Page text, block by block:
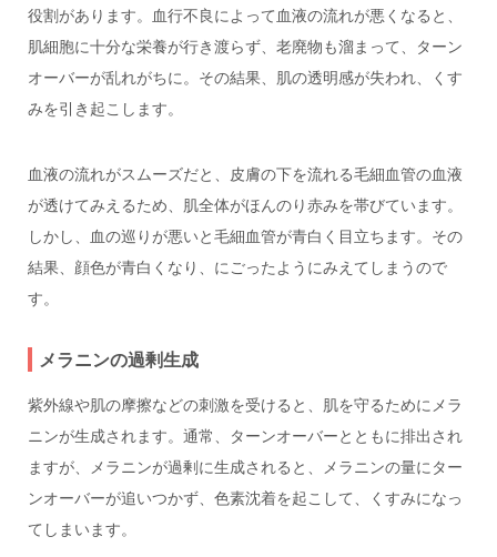
役割があります。血行不良によって血液の流れが悪くなると、
肌細胞に十分な栄養が行き渡らず、老廃物も溜まって、ターン
オーバーが乱れがちに。その結果、肌の透明感が失われ、くす
みを引き起こします。
血液の流れがスムーズだと、皮膚の下を流れる毛細血管の血液
が透けてみえるため、肌全体がほんのり赤みを帯びています。
しかし、血の巡りが悪いと毛細血管が青白く目立ちます。その
結果、顔色が青白くなり、にごったようにみえてしまうので
す。
メラニンの過剰生成
紫外線や肌の摩擦などの刺激を受けると、肌を守るためにメラ
ニンが生成されます。通常、ターンオーバーとともに排出され
ますが、メラニンが過剰に生成されると、メラニンの量にター
ンオーバーが追いつかず、色素沈着を起こして、くすみになっ
てしまいます。